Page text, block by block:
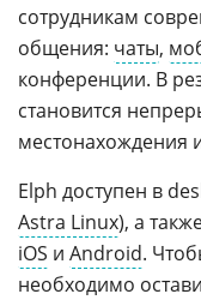
сотрудникам
общения: чаты,
конференции. В
становится
местонахождения
Elph доступен в
Astra Linux), а
iOS и Android.
необходимо